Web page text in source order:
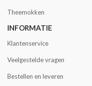
Theemokken
INFORMATIE
Klantenservice
Veelgestelde vragen
Bestellen en leveren